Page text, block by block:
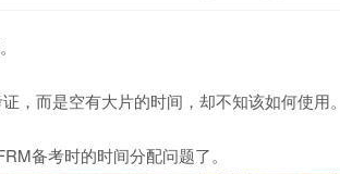
而是空有大片的时间，却不知该如何使用。
备考时的时间分配问题了。